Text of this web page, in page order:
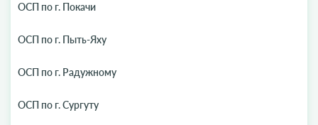
ОСП по г. Покачи
ОСП по г. Пыть-Яху
ОСП по г. Радужному
ОСП по г. Сургуту